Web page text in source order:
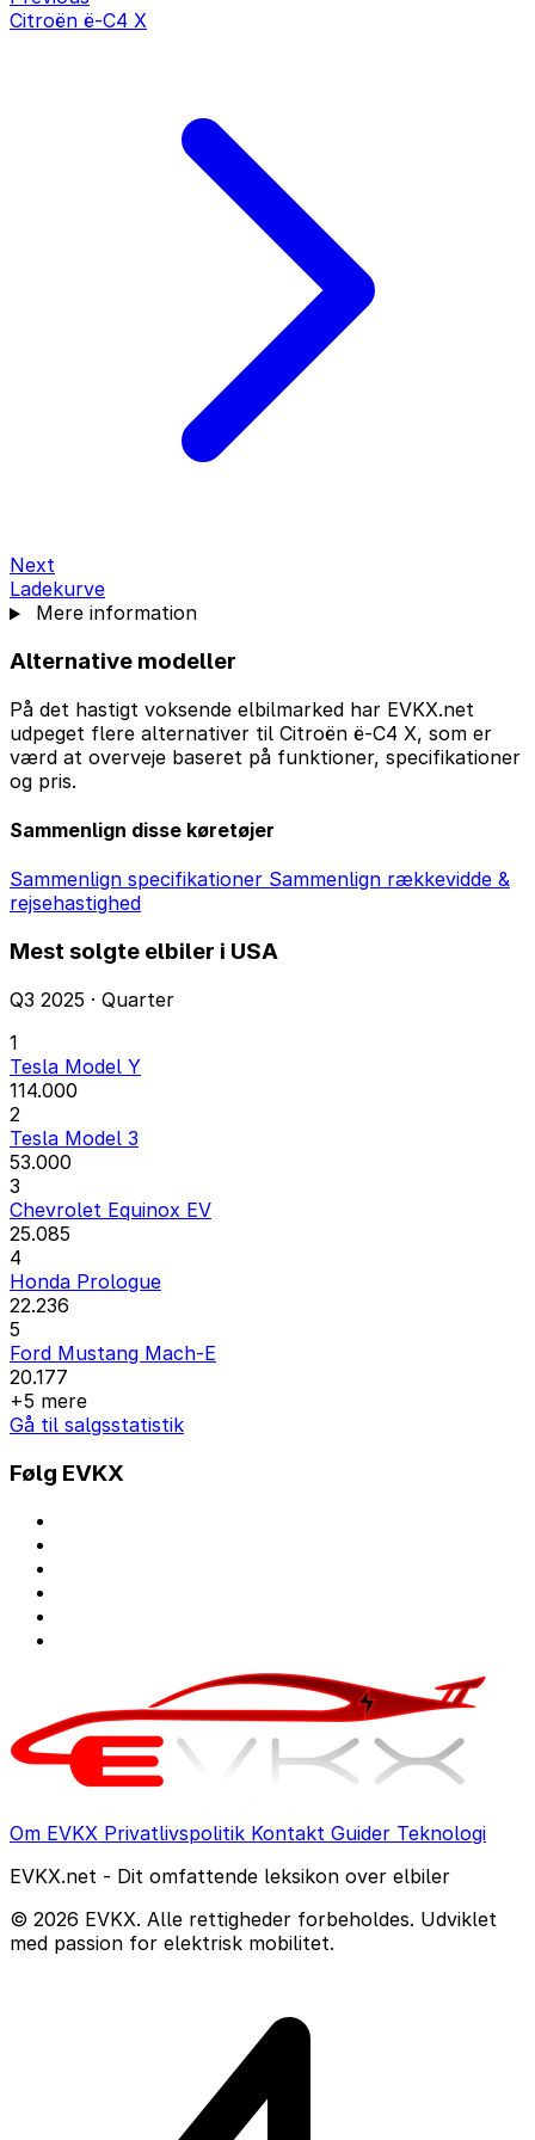
Citroën ë-C4 X
Next
Ladekurve
Mere information
Alternative modeller
På det hastigt voksende elbilmarked har EVKX.net
udpeget flere alternativer til Citroën ë-C4 X, som er
værd at overveje baseret på funktioner, specifikationer
og pris.
Sammenlign disse køretøjer
Sammenlign specifikationer Sammenlign rækkevidde &
rejsehastighed
Mest solgte elbiler i USA
Q3 2025 · Quarter
1
Tesla Model Y
114.000
2
Tesla Model 3
53.000
3
Chevrolet Equinox EV
25.085
4
Honda Prologue
22.236
5
Ford Mustang Mach-E
20.177
+5 mere
Gå til salgsstatistik
Følg EVKX
Om EVKX Privatlivspolitik Kontakt Guider Teknologi
EVKX.net - Dit omfattende leksikon over elbiler
© 2026 EVKX. Alle rettigheder forbeholdes. Udviklet
med passion for elektrisk mobilitet.